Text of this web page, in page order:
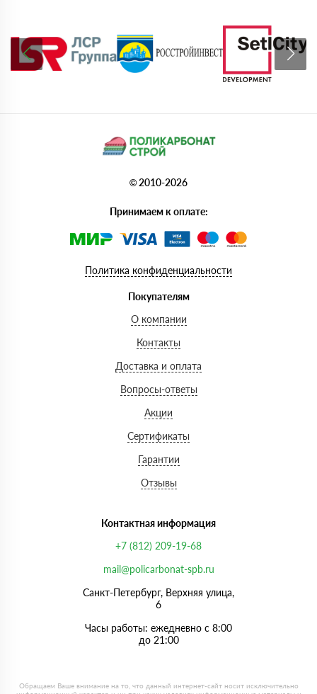
© 2010-2026
Принимаем к оплате:
Политика конфиденциальности
Покупателям
О компании
Контакты
Доставка и оплата
Вопросы-ответы
Акции
Сертификаты
Гарантии
Отзывы
Контактная информация
+7 (812) 209-19-68
mail@policarbonat-spb.ru
Санкт-Петербург, Верхняя улица,
6
Часы работы: ежедневно с 8:00
до 21:00